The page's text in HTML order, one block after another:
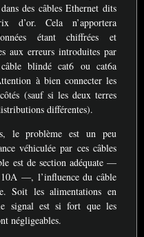
des câbles Ethernet dits
d’or. Cela n’apportera
étant chiffrées et
aux erreurs introduites par
blindé cat6 ou cat6a
à bien connecter les
(sauf si les deux terres
différentes).
le problème est un peu
véhiculée par ces câbles
est de section adéquate —
—, l’influence du câble
Soit les alimentations en
signal est si fort que les
négligeables.